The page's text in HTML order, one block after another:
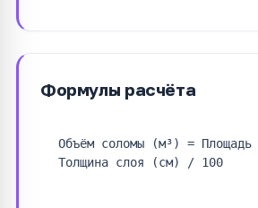
Формулы расчёта
Объём соломы (м³) =
Толщина слоя (см) / 100